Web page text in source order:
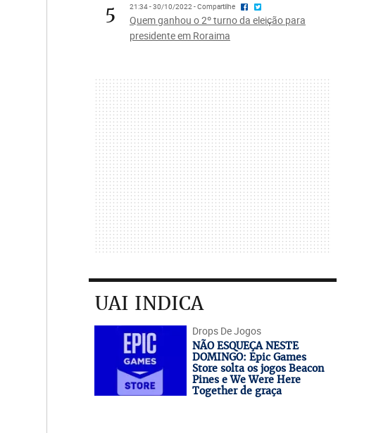
5 21:34 - 30/10/2022 - Compartilhe
Quem ganhou o 2º turno da eleição para
presidente em Roraima
UAI INDICA
Drops De Jogos
NÃO ESQUEÇA NESTE
DOMINGO: Epic Games
Store solta os jogos Beacon
Pines e We Were Here
Together de graça